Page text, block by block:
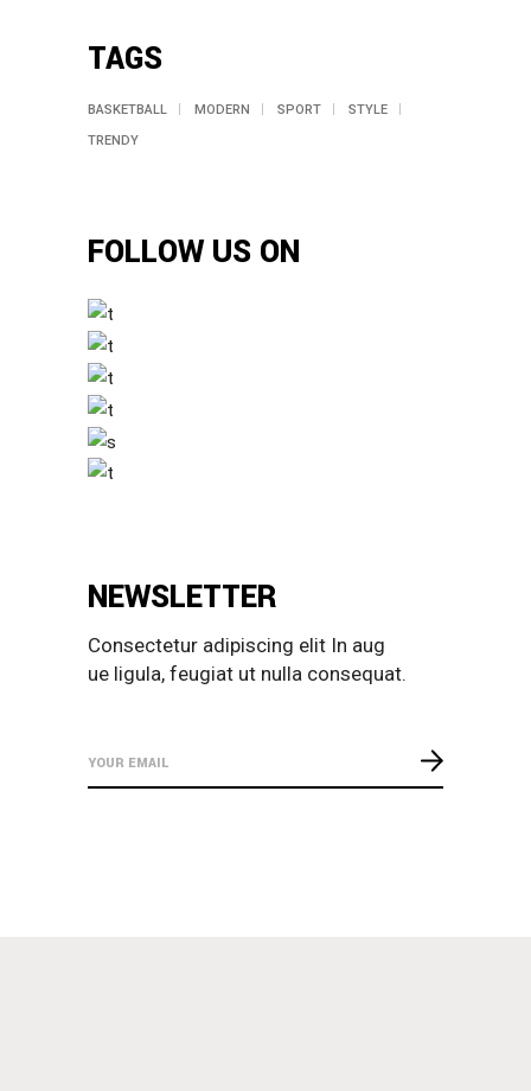
TAGS
BASKETBALL MODERN SPORT
STYLE
TRENDY
FOLLOW US ON
NEWSLETTER
Consectetur adipiscing elit In aug
ue ligula, feugiat ut nulla consequat.